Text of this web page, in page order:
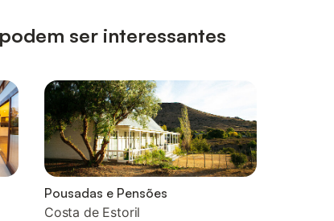
ser interessantes
Pousadas e Pensões
Costa de Estoril